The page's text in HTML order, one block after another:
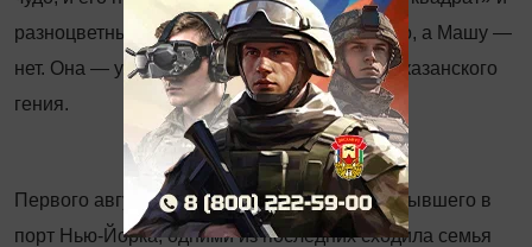
разноцветные шарики с полосками — можно, а Машу —
нет. Она — уникальна, как и всё творчество казанского
гения.
Первого августа 1923 года с парохода, прибывшего в
порт Нью‑Йорка, одними из последних сходила семья